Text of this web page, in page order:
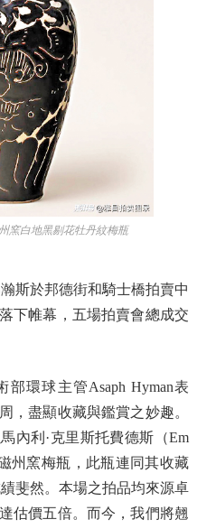
窯白地黑剔花牡丹紋梅瓶
於邦德街和騎士橋拍賣中
下帷幕，五場拍賣會總成交
環球主管Asaph Hyman表
，盡顯收藏與鑑賞之妙趣。
內利·克里斯托費德斯（Em
州窯梅瓶，此瓶連同其收藏
斐然。本場之拍品均來源卓
估價五倍。而今，我們將翹